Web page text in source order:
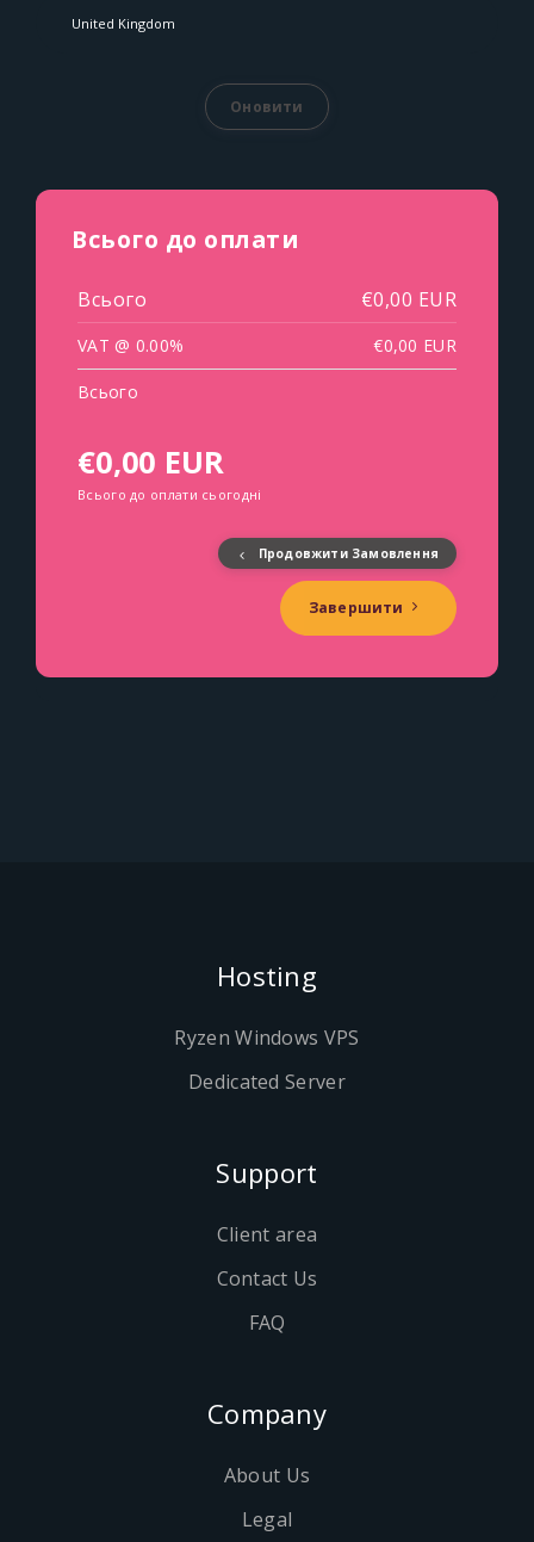
Оновити
Всього до оплати
Всього €0,00 EUR
VAT @ 0.00% €0,00 EUR
Всього
€0,00 EUR
Всього до оплати сьогодні
Продовжити Замовлення
Завершити
Hosting
Ryzen Windows VPS
Dedicated Server
Support
Client area
Contact Us
FAQ
Company
About Us
Legal